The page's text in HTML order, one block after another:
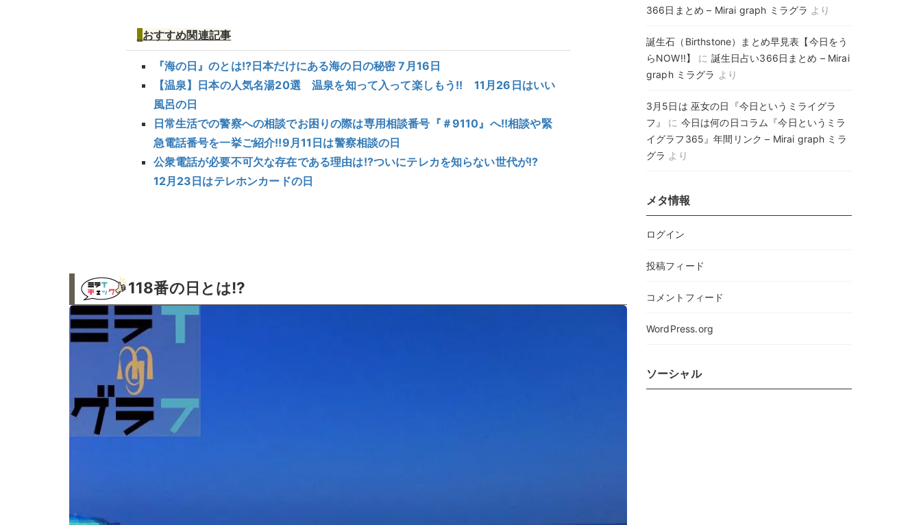
おすすめ関連記事
『海の日』のとは!?日本だけにある海の日の秘密 7月16日
【温泉】日本の人気名湯20選 温泉を知って入って楽しもう!! 11月26日はいい
風呂の日
日常生活での警察への相談でお困りの際は専用相談番号『＃9110』へ!!相談や緊
急電話番号を一挙ご紹介!!9月11日は警察相談の日
公衆電話が必要不可欠な存在である理由は!?ついにテレカを知らない世代が!?
12月23日はテレホンカードの日
118番の日とは!?︎
366日まとめ – Mirai graph ミラグラ より
誕生石（Birthstone）まとめ早見表【今日をう
らNOW!!】
に 誕生日占い366日まとめ – Mirai
graph ミラグラ より
3月5日は 巫女の日『今日というミライグラ
フ』
に 今日は何の日コラム『今日というミラ
イグラフ365』年間リンク – Mirai graph ミラ
グラ より
メタ情報
ログイン
投稿フィード
コメントフィード
WordPress.org
ソーシャル